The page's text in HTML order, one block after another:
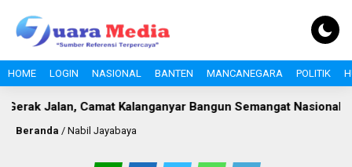
HOME LOGIN NASIONAL BANTEN MANCANEGARA POLITIK
Kalanganyar Bangun Semangat Nasionalisme Pelajar
Beranda / Nabil Jayabaya